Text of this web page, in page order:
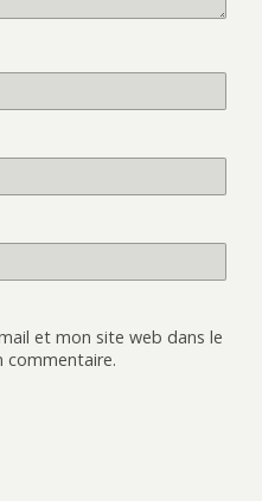
et mon site web dans le
commentaire.